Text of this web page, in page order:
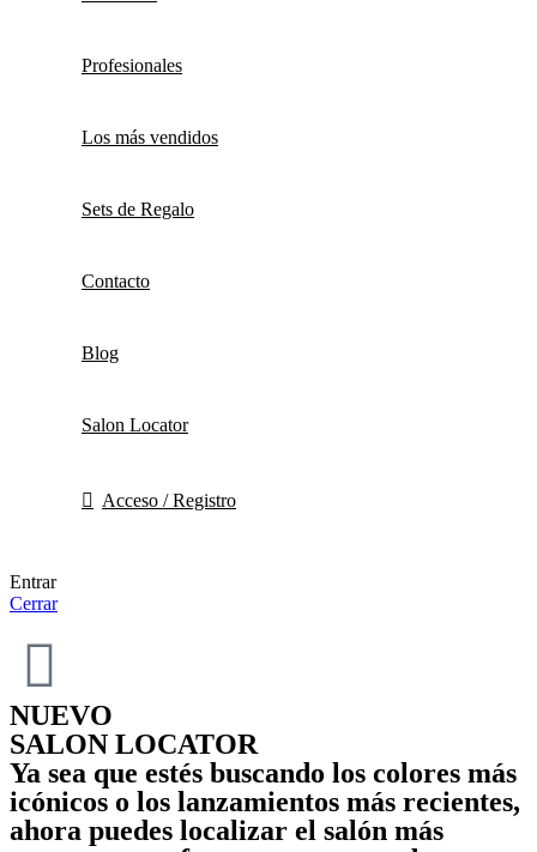
Profesionales
Los más vendidos
Sets de Regalo
Contacto
Blog
Salon Locator
Acceso / Registro
Entrar
Cerrar
NUEVO
SALON LOCATOR
Ya sea que estés buscando los colores más
icónicos o los lanzamientos más recientes,
ahora puedes localizar el salón más